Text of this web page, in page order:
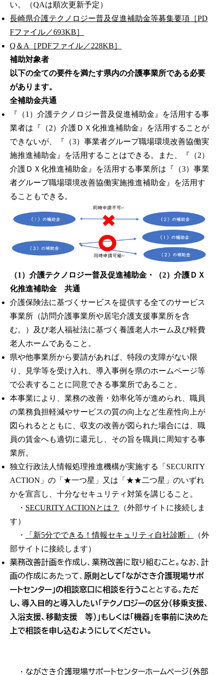
い。（QAは順次更新予定）
長崎県介護テクノロジー普及促進補助金等募集要項［PD
Fファイル／693KB］
Q＆A［PDFファイル／228KB］
補助対象者
以下の全ての要件を満たす県内の介護事業所である必要
があります。
全補助金共通
『（1）介護テクノロジー普及促進補助金』を活用する事
業者は『（2）介護ＤＸ化推進補助金』を活用することが
できないが、『（3）事業者グループ職場環境改善協働実
施推進補助金』を活用することはできる。また、『（2）
介護ＤＸ化推進補助金』を活用する事業所は『（3）事業
者グループ職場環境改善協働実施推進補助金』を活用す
ることもできる。
（1）介護テクノロジー普及促進補助金・（2）介護ＤＸ
化推進補助金 共通
介護保険法に基づくサービスを提供する全てのサービス
事業所（訪問介護事業所や居宅介護支援事業所を含
む。）及び老人福祉法に基づく養護老人ホーム及び軽費
老人ホームであること。
県や他事業所から要請があれば、特段の支障がない限
り、見学等を受け入れ、導入事例を県のホームページ等
で公表することに同意できる事業所であること。
本事業により、業務の改善・効率化等が進められ、職員
の業務負担軽減やサービスの質の向上など生産性向上が
図られるとともに、収支の改善が図られた場合には、職
員の賃金へも適切に還元し、その旨を職員に周知する事
業所。
独立行政法人情報処理推進機構が実施する「SECURITY
ACTION」の「★一つ星」又は「★★二つ星」のいずれ
かを宣言し、十分なセキュリティ対策を講じること。
・ SECURITY ACTIONとは？
（外部サイトに接続しま
す）
・
「新5分でできる！情報セキュリティ自社診断」
（外
部サイトに接続します）
業務改善計画を作成し、業務改善に取り組むこと。なお、計
画の作成にあたって、 原則として「ながさき介護現場サポ
ートセンター」の相談窓口に相談を行うこととする。 ただ
し、導入目的と導入したい「テクノロジーの区分（移乗支援、
入浴支援、移動支援 等）」もしくは「機器」を事前に決めた
上で相談を申し込むようにしてください。
・ ながさき介護現場サポートセンターホームページ（外部